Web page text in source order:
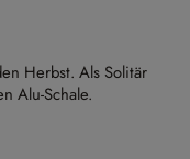
Herbst. Als Solitär
Alu-Schale.